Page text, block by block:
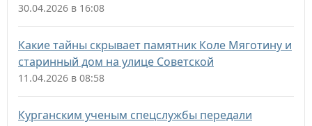
30.04.2026 в 16:08
Какие тайны скрывает памятник Коле Мяготину и
старинный дом на улице Советской
11.04.2026 в 08:58
Курганским ученым спецслужбы передали